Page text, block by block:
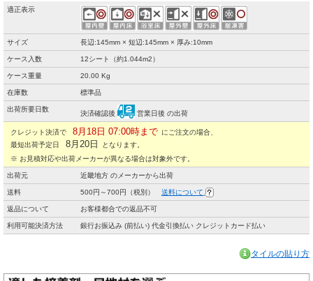
適正表示
サイズ 長辺:145mm × 短辺:145mm × 厚み:10mm
ケース入数 12シート（約1.044m2）
ケース重量 20.00 Kg
在庫数 標準品
出荷所要日数
決済確認後 営業日後 の出荷
クレジット決済で 8月18日 07:00時まで にご注文の場合、
最短出荷予定日
8月20日
となります。
※ お見積対応や出荷メーカーが異なる場合は対象外です。
出荷元 近畿地方 のメーカーから出荷
送料 500円～700円（税別） 送料について
返品について お客様都合での返品不可
利用可能決済方法 銀行お振込み (前払い) 代金引換払い クレジットカード払い
タイルの貼り方